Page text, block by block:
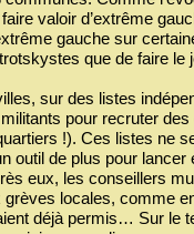
valoir d’extrême
gauche sur
que de faire le
sur des listes
pour recruter
!). Ces listes ne
outil de plus pour
eux, les conseillers
locales, comme
déjà permis… Sur le